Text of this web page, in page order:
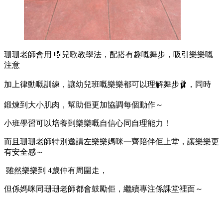
珊珊老師會用 🎼兒歌教學法，配搭有趣嘅舞步，吸引樂樂嘅
注意
加上律動嘅訓練，讓幼兒班嘅樂樂都可以理解舞步🩰，同時
鍛煉到大小肌肉，幫助佢更加協調每個動作～
小班學習可以培養到樂樂嘅自信心同自理能力！
而且珊珊老師特別邀請左樂樂媽咪一齊陪伴佢上堂，讓樂樂更
有安全感～
雖然樂樂到 4歲仲有周圍走，
但係媽咪同珊珊老師都會鼓勵佢，繼續專注係課堂裡面～